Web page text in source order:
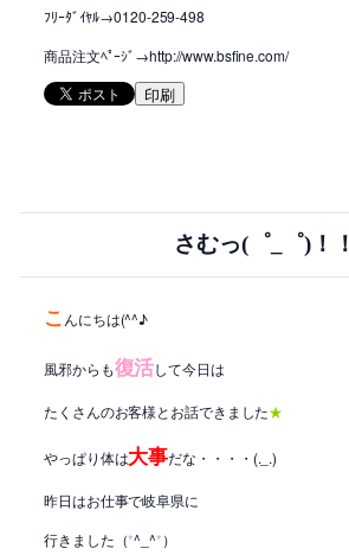
ﾌﾘｰﾀﾞｲﾔﾙ→0120-259-498
商品注文ﾍﾟｰｼﾞ→http://www.bsfine.com/
印刷
さむっ(゜_゜)！！
こ んにちは(^^♪
風邪からも復活して今日は
たくさんのお客様とお話できました★
やっぱり体は大事だな・・・・(._.)
昨日はお仕事で岐阜県に
行きました（*^_^*）